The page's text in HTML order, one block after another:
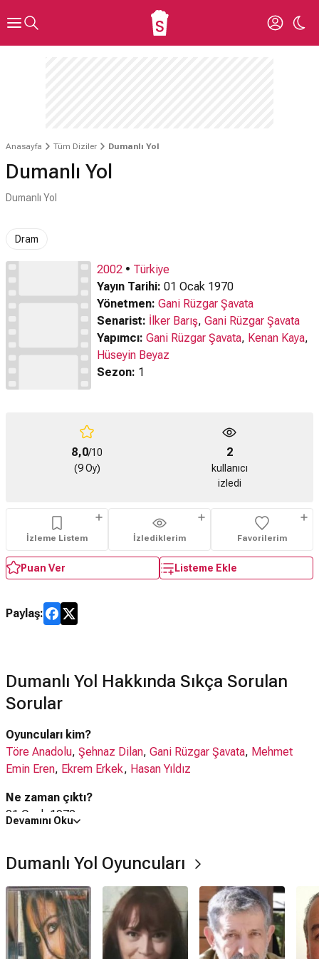
Anasayfa Tüm Diziler Dumanlı Yol
Dumanlı Yol
Dumanlı Yol
Dram
2002 • Türkiye
Yayın Tarihi: 01 Ocak 1970
Yönetmen: Gani Rüzgar Şavata
Senarist: İlker Barış, Gani Rüzgar Şavata
Yapımcı: Gani Rüzgar Şavata, Kenan Kaya,
Hüseyin Beyaz
Sezon: 1
8,0/10
(9 Oy)
2
kullanıcı
izledi
İzleme Listem İzlediklerim Favorilerim
Puan Ver Listeme Ekle
Paylaş:
Dumanlı Yol Hakkında Sıkça Sorulan
Sorular
Oyuncuları kim?
Töre Anadolu, Şehnaz Dilan, Gani Rüzgar Şavata, Mehmet
Emin Eren, Ekrem Erkek, Hasan Yıldız
Ne zaman çıktı?
01 Ocak 1970
Dumanlı Yol dizisiTürkiye'de çekilmiştir.
IMDb puanı kaç?
4.1
Dumanlı Yol dizisi hangi tür?
Dram
Devamını Oku
Dumanlı Yol Oyuncuları